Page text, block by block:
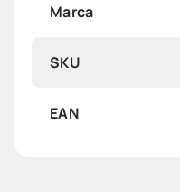
Marca
SKU
EAN